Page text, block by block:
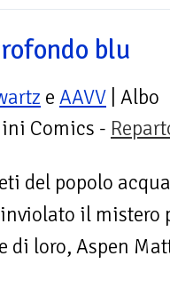
blu
e AAVV | Albo
Comics -
del popolo
il mistero
loro, Aspen